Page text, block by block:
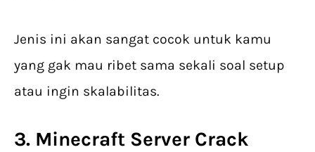
Jenis ini akan sangat cocok untuk kamu
yang gak mau ribet sama sekali soal setup
atau ingin skalabilitas.
3. Minecraft Server Crack